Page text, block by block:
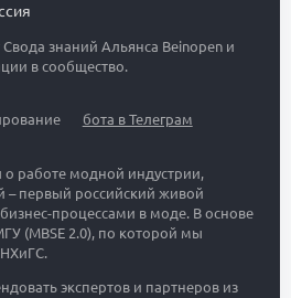
Свода знаний Альянса Beinopen и
в сообщество.
бота в Телеграм
о работе модной индустрии,
– первый российский живой
процессами в моде. В основе
(MBSE 2.0), по которой мы
экспертов и партнеров из